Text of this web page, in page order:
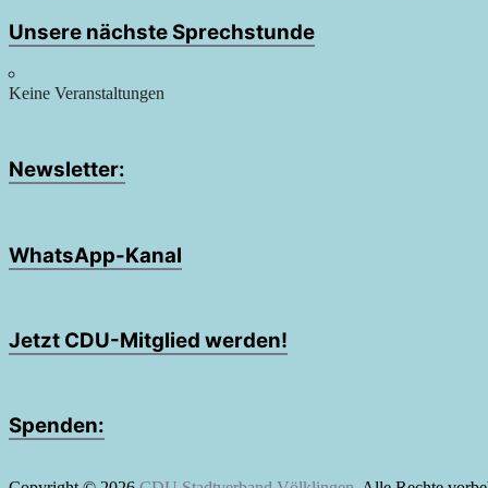
Unsere nächste Sprechstunde
Keine Veranstaltungen
Newsletter:
WhatsApp-Kanal
Jetzt CDU-Mitglied werden!
Spenden: